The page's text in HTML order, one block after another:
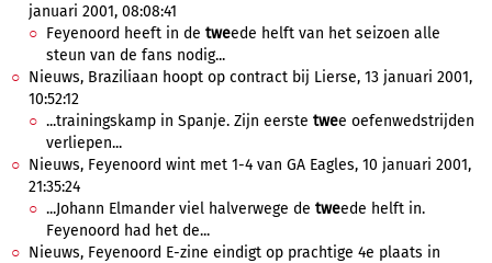
januari 2001, 08:08:41
Feyenoord heeft in de tweede helft van het seizoen alle
steun van de fans nodig...
Nieuws, Braziliaan hoopt op contract bij Lierse, 13 januari 2001,
10:52:12
...trainingskamp in Spanje. Zijn eerste twee oefenwedstrijden
verliepen...
Nieuws, Feyenoord wint met 1-4 van GA Eagles, 10 januari 2001,
21:35:24
...Johann Elmander viel halverwege de tweede helft in.
Feyenoord had het de...
Nieuws, Feyenoord E-zine eindigt op prachtige 4e plaats in